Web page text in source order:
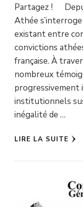
Partagez !
Athée
existant entre
convictions
française. À
nombreux
progressivement
institutionnels
inégalité de …
LIRE LA SUITE